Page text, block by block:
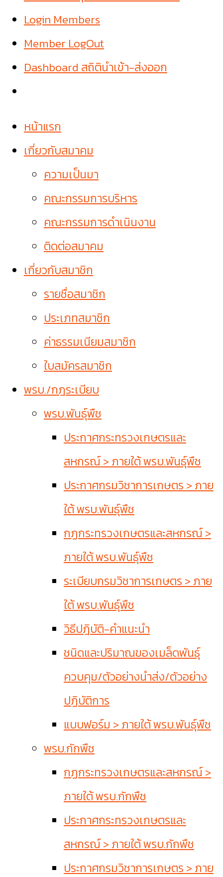
Login Members
Member LogOut
Dashboard สถิตินำเข้า-ส่งออก
หน้าแรก
เกี่ยวกับสมาคม
ความเป็นมา
คณะกรรมการบริหาร
คณะกรรมการดำเนินงาน
ติดต่อสมาคม
เกี่ยวกับสมาชิก
รายชื่อสมาชิก
ประเภทสมาชิก
ค่าธรรมเนียมสมาชิก
ใบสมัครสมาชิก
พรบ./กฎระเบียบ
พรบ.พันธุ์พืช
ประกาศกระทรวงเกษตรและ
สหกรณ์ > ภายใต้ พรบ.พันธุ์พืช
ประกาศกรมวิชาการเกษตร > ภาย
ใต้ พรบ.พันธุ์พืช
กฏกระทรวงเกษตรและสหกรณ์ >
ภายใต้ พรบ.พันธุ์พืช
ระเบียบกรมวิชาการเกษตร > ภาย
ใต้ พรบ.พันธุ์พืช
วิธีปฎิบัติ-คำแนะนำ
ชนิดและปริมาณของเมล็ดพันธุ์
ควบคุม/ตัวอย่างนำส่ง/ตัวอย่าง
ปฏิบัติการ
แบบฟอร์ม > ภายใต้ พรบ.พันธุ์พืช
พรบ.กักพืช
กฏกระทรวงเกษตรและสหกรณ์ >
ภายใต้ พรบ.กักพืช
ประกาศกระทรวงเกษตรและ
สหกรณ์ > ภายใต้ พรบ.กักพืช
ประกาศกรมวิชาการเกษตร > ภาย